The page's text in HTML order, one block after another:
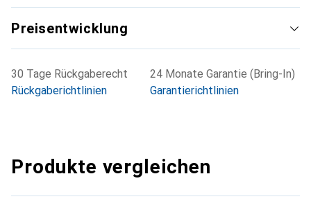
Preisentwicklung
30 Tage Rückgaberecht
Rückgaberichtlinien
24 Monate Garantie (Bring-In)
Garantierichtlinien
Produkte vergleichen